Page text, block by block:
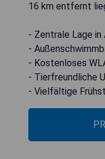
16 km entfernt
- Zentrale Lage in
-
- Kostenloses
- Tierfreundliche
- Vielfältige